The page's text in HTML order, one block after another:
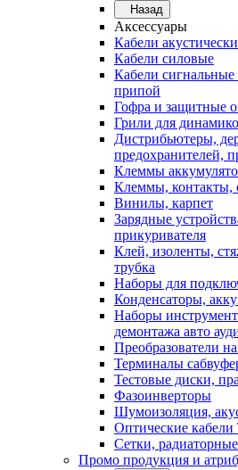
Назад
Аксессуары
Кабели
Кабели силовые
Кабели
припой
Гофра и защитные
Грили для
Дистрибьютеры,
предохранителей,
Клеммы
Клеммы, контакты,
Винилы, карпет
Зарядные
прикуривателя
Клей, изоленты,
трубка
Наборы для
Конденсаторы,
Наборы
демонтажа авто
Преобразователи
Терминалы
Тестовые диски,
Фазоинверторы
Шумоизоляция,
Оптические
Сетки,
Промо продукция и